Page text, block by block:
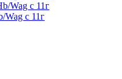
Wag с 11г
Wag с 11г